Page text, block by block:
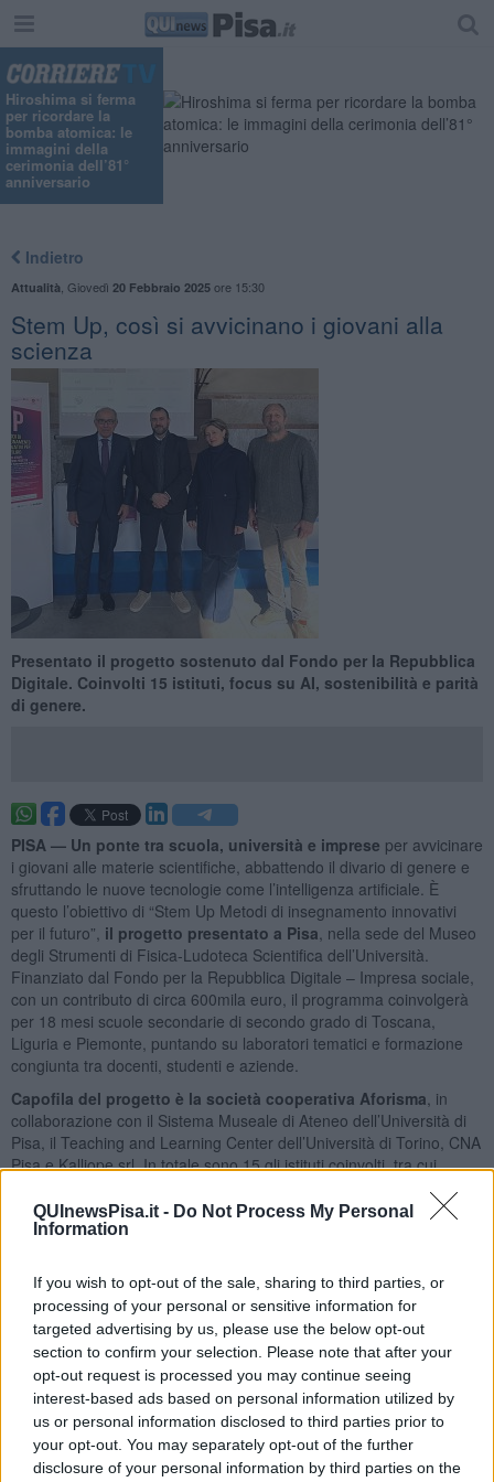
QUInewsPisa.it - Do Not Process My Personal
Information
If you wish to opt-out of the sale, sharing to third parties, or
processing of your personal or sensitive information for
targeted advertising by us, please use the below opt-out
section to confirm your selection. Please note that after your
opt-out request is processed you may continue seeing
interest-based ads based on personal information utilized by
us or personal information disclosed to third parties prior to
your opt-out. You may separately opt-out of the further
disclosure of your personal information by third parties on the
Hiroshima si ferma
per ricordare la
bomba atomica: le
immagini della
cerimonia dell’81°
anniversario
Indietro
Attualità Giovedì 20 Febbraio 2025ore 15:30
Stem Up, così si avvicinano i giovani alla
scienza
Presentato il progetto sostenuto dal Fondo per la Repubblica
Digitale. Coinvolti 15 istituti, focus su AI, sostenibilità e parità
di genere.
PISA — Un ponte tra scuola, università e imprese per avvicinare
i giovani alle materie scientifiche, abbattendo il divario di genere e
sfruttando le nuove tecnologie come l’intelligenza artificiale. È
questo l’obiettivo di “Stem Up Metodi di insegnamento innovativi
per il futuro”, il progetto presentato a Pisa , nella sede del Museo
degli Strumenti di Fisica-Ludoteca Scientifica dell’Università.
Finanziato dal Fondo per la Repubblica Digitale – Impresa sociale,
con un contributo di circa 600mila euro, il programma coinvolgerà
per 18 mesi scuole secondarie di secondo grado di Toscana,
Liguria e Piemonte, puntando su laboratori tematici e formazione
congiunta tra docenti, studenti e aziende.
Capofila del progetto è la società cooperativa Aforisma , in
collaborazione con il Sistema Museale di Ateneo dell’Università di
Pisa, il Teaching and Learning Center dell’Università di Torino, CNA
Pisa e Kalliope srl. In totale sono 15 gli istituti coinvolti, tra cui
Liceo XXV Aprile di Pontedera, il Liceo Buonarroti di Pisa e l’ITCG
Niccolini di Pomarance. L’obiettivo è chiaro: rafforzare
Tecnologia, Ingegneria e Matematica), riducendo il gender gap e
colmando il divario tra domanda e offerta nel mercato del lavoro.
“Secondo il 2030 Digital Decade Report della Commissione
europea, in Italia solo il 46% della popolazione tra i 16 e i 74
anni possiede competenze digitali di base, contro una media
UE del 54%– ha ricordato Martina Lascialfari, direttrice generale